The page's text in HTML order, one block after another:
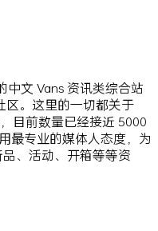
中文 Vans 资讯类综合站
区。这里的一切都关于
目前数量已经接近 5000
最专业的媒体人态度，为
、活动、开箱等等资